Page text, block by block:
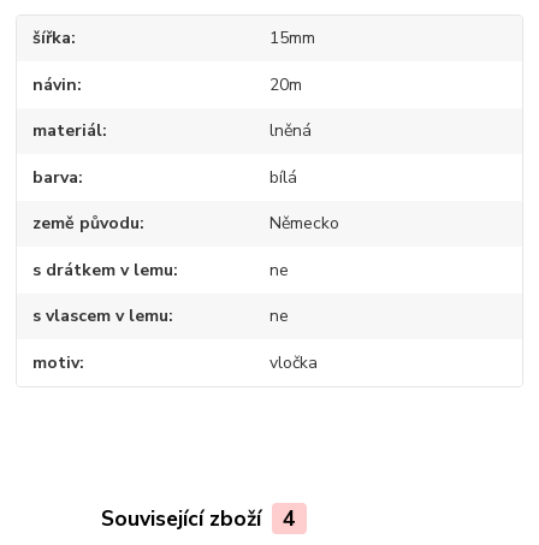
šířka 15mm
návin 20m
materiál lněná
barva bílá
země původu Německo
s drátkem v lemu ne
s vlascem v lemu ne
motiv vločka
Související zboží 4